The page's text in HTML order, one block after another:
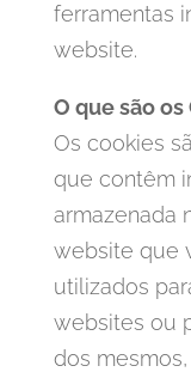
ferramentas
website.
O que são os
Os cookies
que contêm
armazenada
website que
utilizados
websites ou
dos